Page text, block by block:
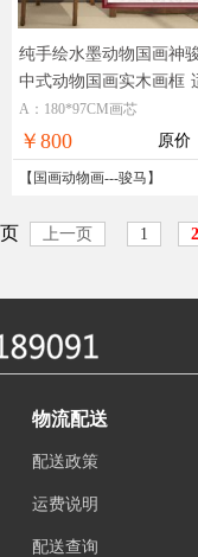
纯手绘水墨动物国画神
中式动物国画实木画框
室的手绘动物国画
A：180*97CM画芯
￥800 原价
【 国画动物画---骏马 】
上一页 1 2
物流配送
配送政策
运费说明
配送查询